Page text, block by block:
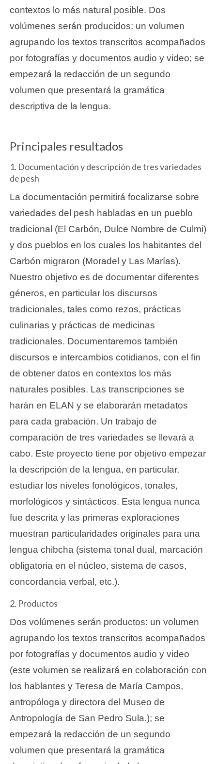
contextos lo más natural posible. Dos
volúmenes serán producidos: un volumen
agrupando los textos transcritos acompañados
por fotografías y documentos audio y video; se
empezará la redacción de un segundo
volumen que presentará la gramática
descriptiva de la lengua.
Principales resultados
1. Documentación y descripción de tres variedades
de pesh
La documentación permitirá focalizarse sobre
variedades del pesh habladas en un pueblo
tradicional (El Carbón, Dulce Nombre de Culmi)
y dos pueblos en los cuales los habitantes del
Carbón migraron (Moradel y Las Marías).
Nuestro objetivo es de documentar diferentes
géneros, en particular los discursos
tradicionales, tales como rezos, prácticas
culinarias y prácticas de medicinas
tradicionales. Documentaremos también
discursos e intercambios cotidianos, con el fin
de obtener datos en contextos los más
naturales posibles. Las transcripciones se
harán en ELAN y se elaborarán metadatos
para cada grabación. Un trabajo de
comparación de tres variedades se llevará a
cabo. Este proyecto tiene por objetivo empezar
la descripción de la lengua, en particular,
estudiar los niveles fonológicos, tonales,
morfológicos y sintácticos. Esta lengua nunca
fue descrita y las primeras exploraciones
muestran particularidades originales para una
lengua chibcha (sistema tonal dual, marcación
obligatoria en el núcleo, sistema de casos,
concordancia verbal, etc.).
2. Productos
Dos volúmenes serán productos: un volumen
agrupando los textos transcritos acompañados
por fotografías y documentos audio y video
(este volumen se realizará en colaboración con
los hablantes y Teresa de María Campos,
antropóloga y directora del Museo de
Antropología de San Pedro Sula.); se
empezará la redacción de un segundo
volumen que presentará la gramática